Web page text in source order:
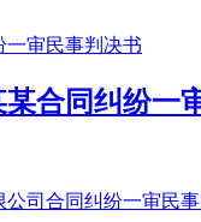
合同纠纷一